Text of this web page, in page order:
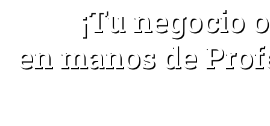
¡Tu negocio
en manos de